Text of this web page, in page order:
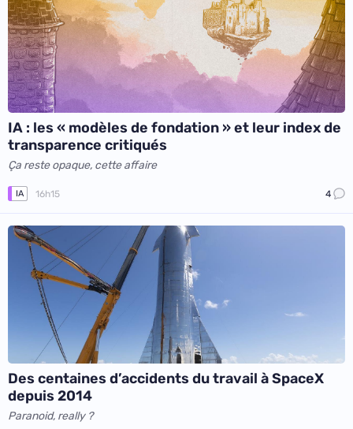
IA : les « modèles de fondation » et leur index de
transparence critiqués
Ça reste opaque, cette affaire
IA 16h15 4
Des centaines d’accidents du travail à SpaceX
depuis 2014
Paranoid, really ?